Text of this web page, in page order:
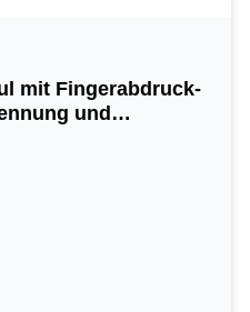
mit Fingerabdruck-
und
Screen, 2 MP,